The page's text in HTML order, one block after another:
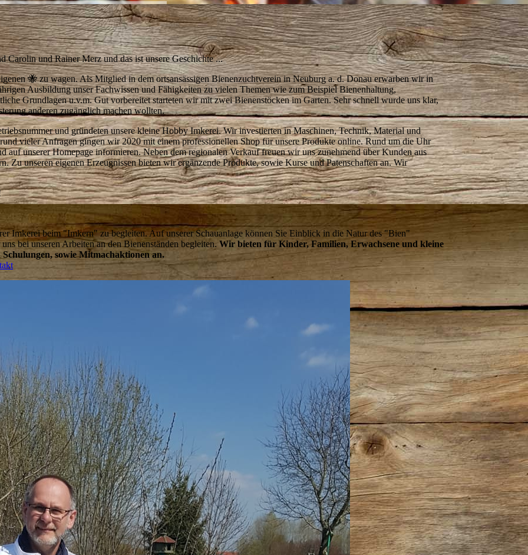
Carolin und Rainer Merz und das ist unsere Geschichte ...
🐝 zu wagen. Als Mitglied in dem ortsansässigen Bienenzuchtverein in Neuburg a. d. Donau erwarben wir in
Ausbildung unser Fachwissen und Fähigkeiten zu vielen Themen wie zum Beispiel Bienenhaltung,
Grundlagen u.v.m. Gut vorbereitet starteten wir mit zwei Bienenstöcken im Garten. Sehr schnell wurde uns klar,
anderen zugänglich machen wollten.
und gründeten unsere kleine Hobby Imkerei. Wir investierten in Maschinen, Technik, Material und
vieler Anfragen gingen wir 2020 mit einem professionellen Shop für unsere Produkte online. Rund um die Uhr
auf unserer Homepage informieren. Neben dem regionalen Verkauf freuen wir uns zunehmend über Kunden aus
Zu unseren eigenen Erzeugnissen bieten wir ergänzende Produkte, sowie Kurse und Patenschaften an. Wir
Imkerei beim "Imkern" zu begleiten. Auf unserer Schauanlage können Sie Einblick in die Natur des "Bien"
bei unseren Arbeiten an den Bienenständen begleiten. Wir bieten für Kinder, Familien, Erwachsene und kleine
sowie Mitmachaktionen an.